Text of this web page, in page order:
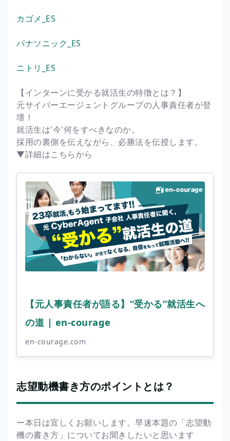
カゴメ_ES
パナソニック_ES
ニトリ_ES
【インターンに受かる就活生の特徴とは？】
元サイバーエージェントグループの人事責任者が登
壇！
就活生は'今'何をすべきなのか。
採用の裏側を伝えながら、必勝法を伝授します。
▼詳細はこちらから
【元人事責任者が語る】“受かる“就活生へ
の道 | en-courage
en-courage.com
志望動機書き方のポイントとは？
ー本日は宜しくお願いします。早速本題の「志望動
機の書き方」についてお聞きしたいと思います